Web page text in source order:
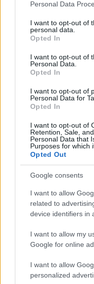
Please note that this
not limited to your visit
grant or deny consent
use your data for below
consent section.
Personal Data
I want to opt-out of
personal data.
Opted In
I want to opt-out of
Personal Data.
Opted In
I want to opt-out of
Personal Data for
Opted In
I want to opt-out of
Retention, Sale,
Personal Data that
Purposes for which
Opted Out
Google consents
I want to allow
related to
device identifiers in
I want to allow my
Google for online
I want to allow
personalized